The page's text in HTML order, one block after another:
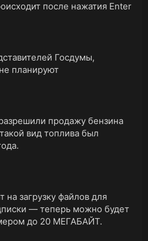
после нажатия Enter
Госдумы,
планируют
продажу бензина
вид топлива был
на загрузку файлов для
— теперь можно будет
до 20 МЕГАБАЙТ.